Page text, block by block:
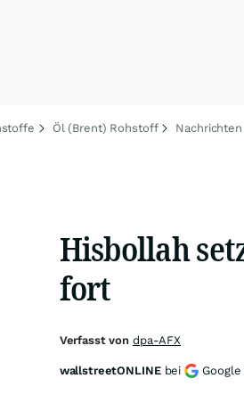
Öl (Brent) Rohstoff
Hisbollah
fort
Verfasst von dpa-AFX
wallstreetONLINE bei